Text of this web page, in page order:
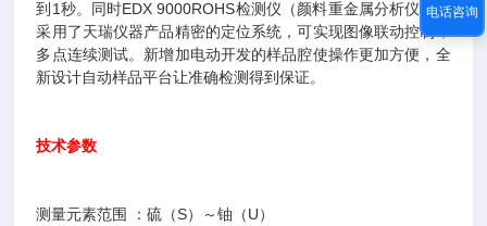
到1秒。同时EDX 9000ROHS检测仪（颜料重金属分析仪）还
采用了天瑞仪器产品精密的定位系统，可实现图像联动控制，
多点连续测试。新增加电动开发的样品腔使操作更加方便，全
新设计自动样品平台让准确检测得到保证。
技术参数
测量元素范围 ：硫（S）～铀（U）
电话咨询